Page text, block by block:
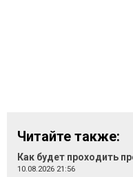
Читайте также:
Как будет проходить
10.08.2026 21:56